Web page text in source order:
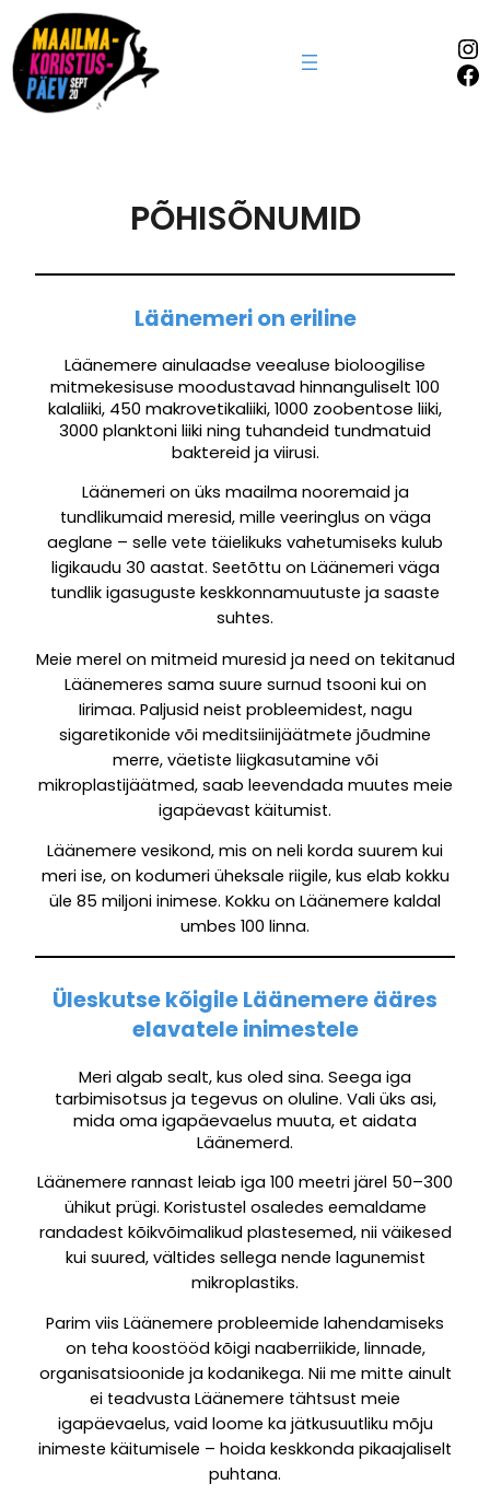
PÕHISÕNUMID
Läänemeri on eriline
Läänemere ainulaadse veealuse bioloogilise
mitmekesisuse moodustavad hinnanguliselt 100
kalaliiki, 450 makrovetikaliiki, 1000 zoobentose liiki,
3000 planktoni liiki ning tuhandeid tundmatuid
baktereid ja viirusi.
Läänemeri on üks maailma nooremaid ja
tundlikumaid meresid, mille veeringlus on väga
aeglane – selle vete täielikuks vahetumiseks kulub
ligikaudu 30 aastat. Seetõttu on Läänemeri väga
tundlik igasuguste keskkonnamuutuste ja saaste
suhtes.
Meie merel on mitmeid muresid ja need on tekitanud
Läänemeres sama suure surnud tsooni kui on
Iirimaa. Paljusid neist probleemidest, nagu
sigaretikonide või meditsiinijäätmete jõudmine
merre, väetiste liigkasutamine või
mikroplastijäätmed, saab leevendada muutes meie
igapäevast käitumist.
Läänemere vesikond, mis on neli korda suurem kui
meri ise, on kodumeri üheksale riigile, kus elab kokku
üle 85 miljoni inimese. Kokku on Läänemere kaldal
umbes 100 linna.
Üleskutse kõigile Läänemere ääres
elavatele inimestele
Meri algab sealt, kus oled sina. Seega iga
tarbimisotsus ja tegevus on oluline. Vali üks asi,
mida oma igapäevaelus muuta, et aidata
Läänemerd.
Läänemere rannast leiab iga 100 meetri järel 50–300
ühikut prügi. Koristustel osaledes eemaldame
randadest kõikvõimalikud plastesemed, nii väikesed
kui suured, vältides sellega nende lagunemist
mikroplastiks.
Parim viis Läänemere probleemide lahendamiseks
on teha koostööd kõigi naaberriikide, linnade,
organisatsioonide ja kodanikega. Nii me mitte ainult
ei teadvusta Läänemere tähtsust meie
igapäevaelus, vaid loome ka jätkusuutliku mõju
inimeste käitumisele – hoida keskkonda pikaajaliselt
puhtana.